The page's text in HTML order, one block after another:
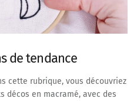
de tendance
cette rubrique, vous découvriez
décos en macramé, avec des